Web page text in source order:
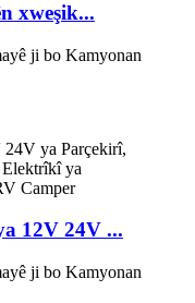
xweşik...
ji bo Kamyonan
12V 24V ...
ji bo Kamyonan